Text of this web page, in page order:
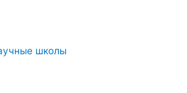
школы